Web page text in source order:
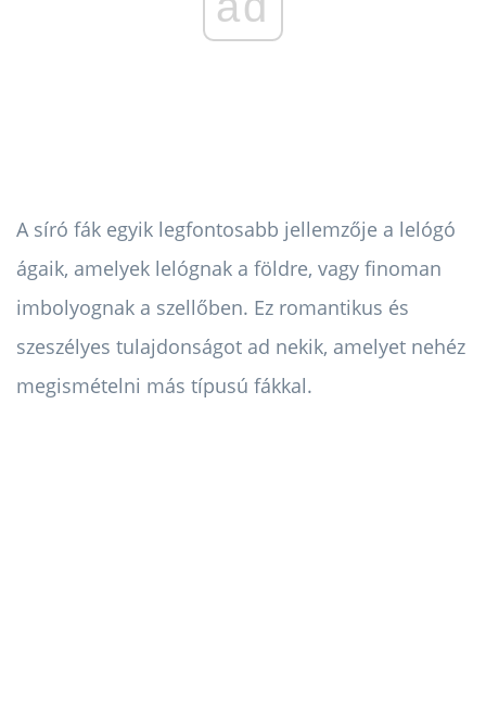
A síró fák egyik legfontosabb jellemzője a lelógó
ágaik, amelyek lelógnak a földre, vagy finoman
imbolyognak a szellőben. Ez romantikus és
szeszélyes tulajdonságot ad nekik, amelyet nehéz
megismételni más típusú fákkal.